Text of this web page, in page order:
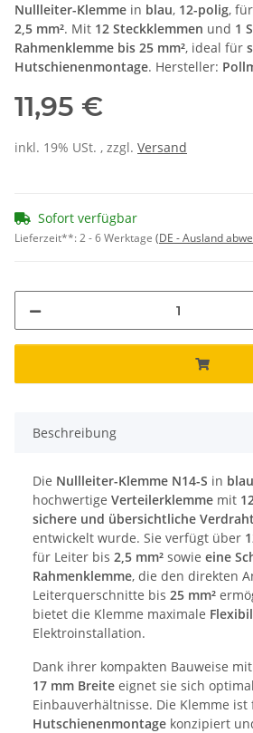
Nullleiter-Klemme in blau, 12-polig,
2,5 mm². Mit 12 Steckklemmen und 1
Rahmenklemme bis 25 mm², ideal für
Hutschienenmontage. Hersteller:
11,95 €
inkl. 19% USt. , zzgl. Versand
Sofort verfügbar
Lieferzeit**:2 - 6 Werktage (DE - Ausland
Beschreibung
Die Nullleiter-Klemme N14-S in blau
hochwertige Verteilerklemme mit
sichere und übersichtliche
entwickelt wurde. Sie verfügt über
für Leiter bis 2,5 mm² sowie eine
Rahmenklemme, die den direkten
Leiterquerschnitte bis 25 mm²
bietet die Klemme maximale
Elektroinstallation.
Dank ihrer kompakten Bauweise mit
17 mm Breite eignet sie sich
Einbauverhältnisse. Die Klemme ist
Hutschienenmontage konzipiert